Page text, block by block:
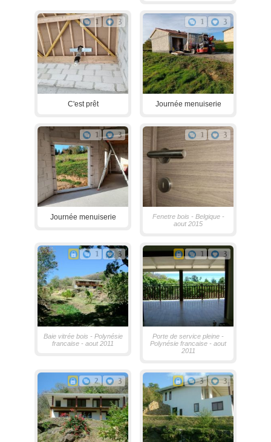
1 3
C'est prêt
1 3
Journée menuiserie
1 3
Journée menuiserie
1 3
Fenetre bois - Belgique -
aout 2015
1 3
Baie vitrée bois - Polynésie
francaise - aout 2011
1 3
Porte de service pleine -
Polynésie francaise - aout
2011
2 3 3 3